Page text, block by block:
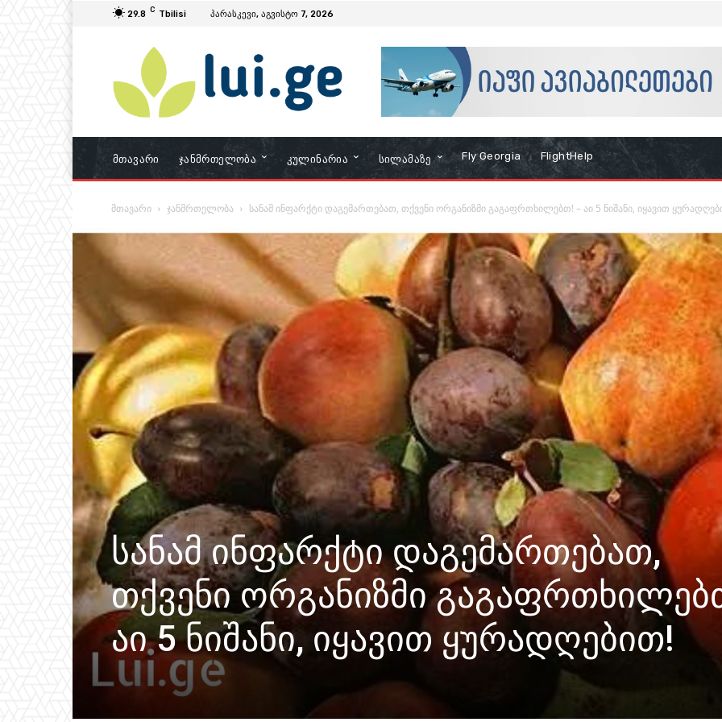
29.8 C Tbilisi პარასკევი, აგვისტო 7, 2026
Მთავარი Ჯანმრთელობა Კულინარია Სილამაზე Fly Georgia FlightHelp
მთავარი ჯანმრთელობა სანამ ინფარქტი დაგემართებათ, თქვენი ორგანიზმი გაგაფრთხილებთ! – აი 5 ნიშანი, იყავით
სანამ ინფარქტი დაგემართებათ,
თქვენი ორგანიზმი
აი 5 ნიშანი, იყავით ყურადღებით!